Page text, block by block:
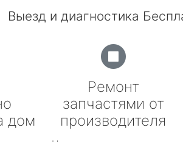
Выезд и диагностика
дом
Ремонт
запчастями от
производителя